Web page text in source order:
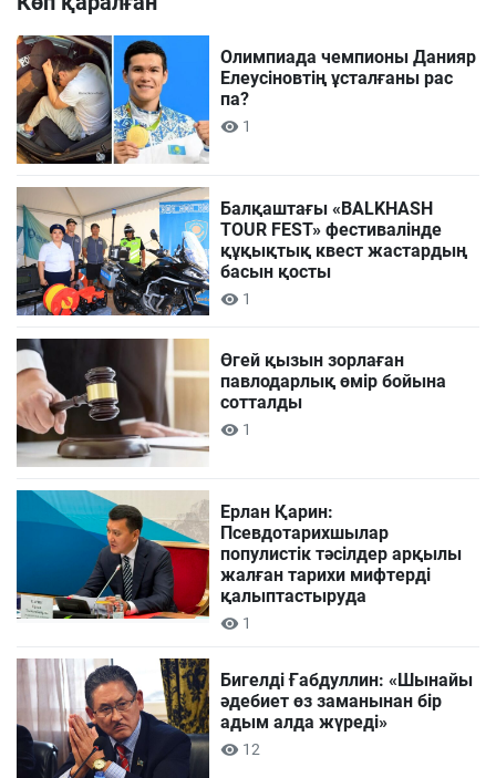
Олимпиада чемпионы Данияр
Елеусіновтің ұсталғаны рас
па?
1
Балқаштағы «BALKHASH
TOUR FEST» фестивалінде
құқықтық квест жастардың
басын қосты
1
Өгей қызын зорлаған
павлодарлық өмір бойына
сотталды
1
Ерлан Қарин:
Псевдотарихшылар
популистік тәсілдер арқылы
жалған тарихи мифтерді
қалыптастыруда
1
Бигелді Ғабдуллин: «Шынайы
әдебиет өз заманынан бір
адым алда жүреді»
12